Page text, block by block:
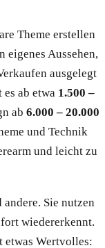
Theme erstellen
eigenes Aussehen,
ausgelegt
es ab etwa 1.500 –
ab 6.000 – 20.000
und Technik
und leicht zu
Sie nutzen
wiedererkennt.
etwas Wertvolles: